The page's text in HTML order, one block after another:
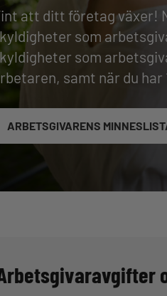
att ditt företag växer!
som
som
samt när du har
ARBETSGIVARENS